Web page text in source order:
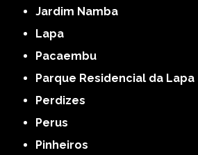
Jardim Namba
Lapa
Pacaembu
Parque Residencial da Lapa
Perdizes
Perus
Pinheiros